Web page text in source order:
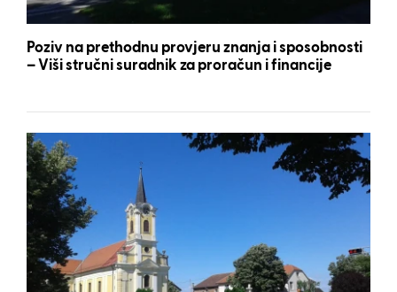
Poziv na prethodnu provjeru znanja i sposobnosti
– Viši stručni suradnik za proračun i financije